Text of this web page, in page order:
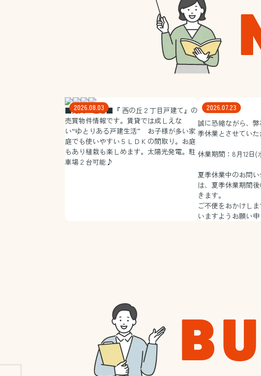
2026.08.03
■売買 住居■『 西の丘２丁目戸建て』 の
売買物件情報です。賃貸では成しえな
い“ゆとりある戸建生活” お子様が多い家
庭でも使いやすい５ＬＤＫの間取り。お庭
もあり植栽も楽しめます。太陽光発電。駐
車場２台可能♪
2026.07.23
誠に恐縮ながら、
季休業とさせていた
休業期間：8月12日(
夏季休業中のお問
は、夏季休業期間
きます。
ご不便をおかけし
いますようお願い申